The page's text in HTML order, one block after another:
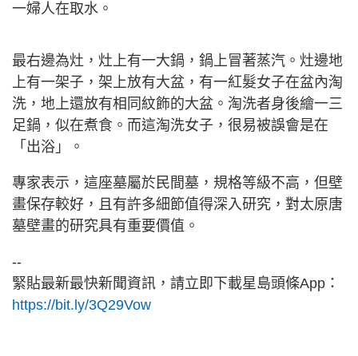
一婦人在取水。
最右邊為灶，灶上有一大鍋，鍋上冒著蒸汽。灶邊地
上有一架子，架上放有大盆，有一紅髮女子在盆內淘
洗，地上還放有相同紋飾的大盆。淘洗者身後繪一三
足鍋，似在煮食。而這淘洗女子，很易被誤會是在
「出浴」。
專家表示，這座墓屬於民間墓，規格等級不高，但壁
畫保存較好，且有許多細節值得深入研究，對太原唐
墓壁畫的研究具有重要價值。
--
緊貼最新最快新聞資訊，請立即下載星島頭條App：
https://bit.ly/3Q29Vow